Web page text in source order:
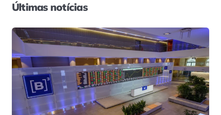
Últimas notícias